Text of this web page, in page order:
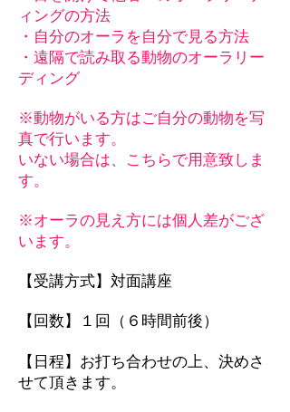
ィングの方法
・自分のオーラを自分で見る方法
・遠隔で読み取る動物のオーラリー
ディング
※動物がいる方はご自分の動物を写
真で行います。
いない場合は​、こちらで用意致しま
す。
※オーラの見え方には個人差がござ
います。
【受講方式】対面講座
【回数】１回（６時間前後）
【日程】お打ち合わせの上、決めさ
せて頂きます。